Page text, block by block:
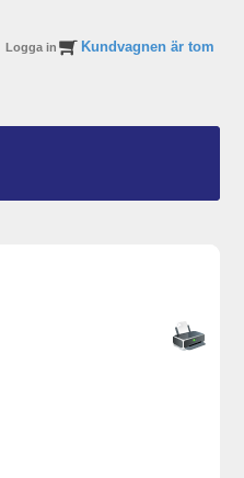
Logga in Kundvagnen är tom